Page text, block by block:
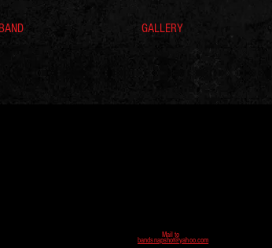
BAND GALLERY
Mail to
bandsnapshot@yahoo.com